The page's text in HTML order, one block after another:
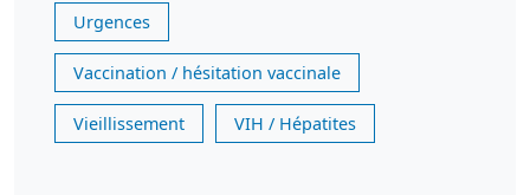
Urgences
Vaccination / hésitation vaccinale
Vieillissement VIH / Hépatites